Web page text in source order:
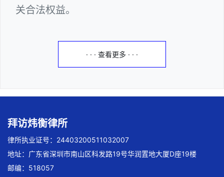
关合法权益。
· · · 查看更多 · · ·
拜访炜衡律所
律所执业证号：24403200511032007
地址：广东省深圳市南山区科发路19号华润置地大厦D座19楼
邮编：518057